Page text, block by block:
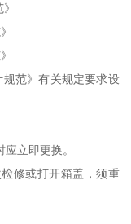
规范》有关规定要求设
立即更换。
修或打开箱盖，须重